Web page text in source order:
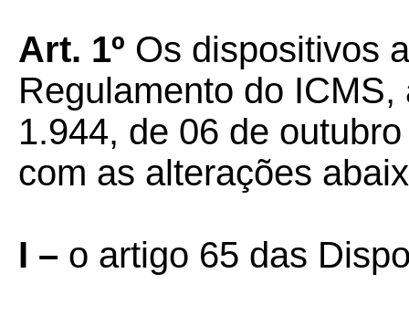
Art. 1º Os dispositivos
Regulamento do
1.944, de 06 de
com as alterações
I – o artigo 65 das